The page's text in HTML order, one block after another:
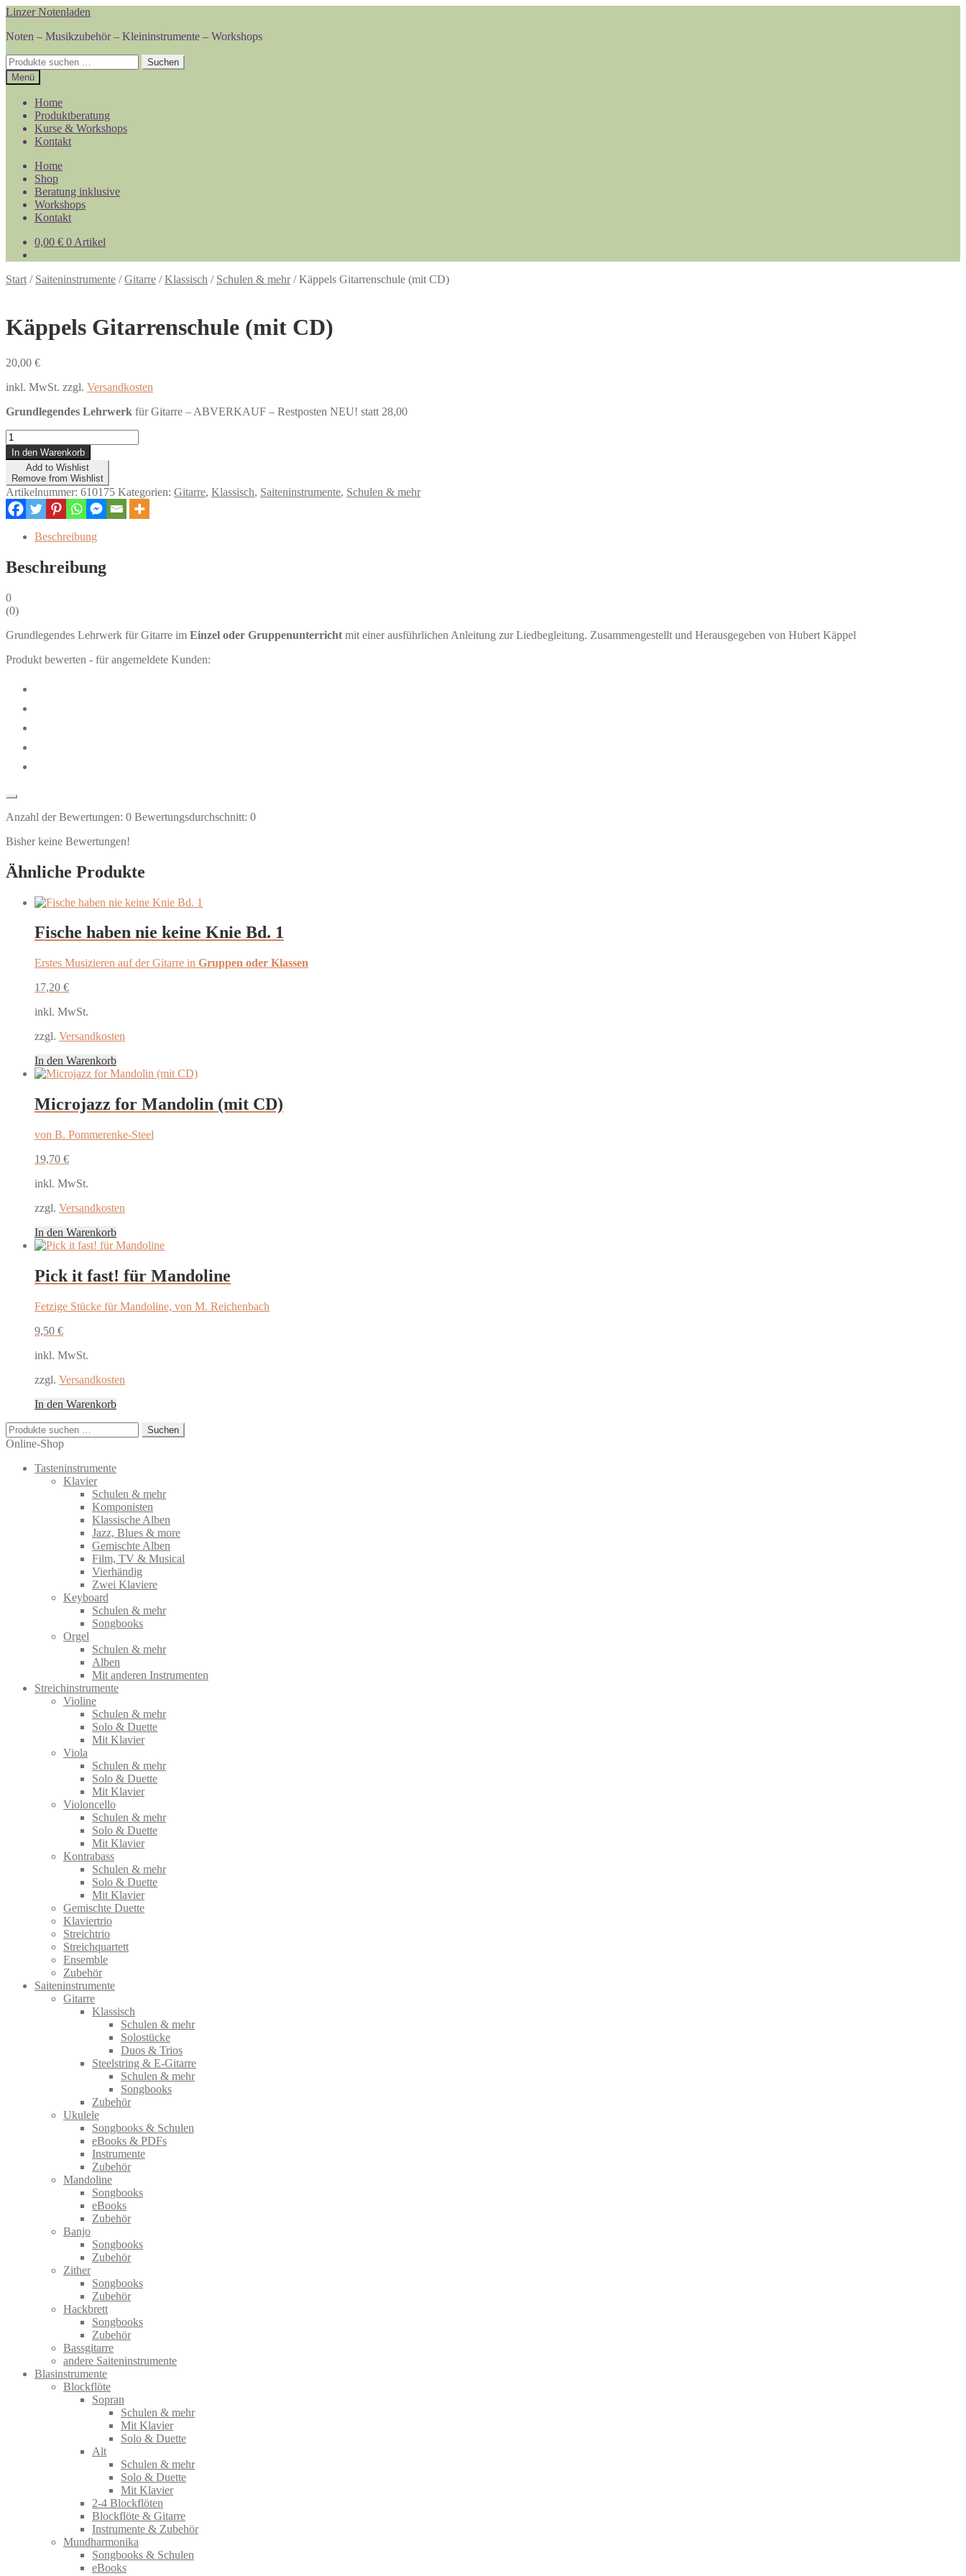
Zur
springen
Zum
springen
Linzer Notenladen
Noten – Musikzubehör – Kleininstrumente – Workshops
Suchen
nach:
Suchen
Menü
Home
Produktberatung
Kurse & Workshops
Kontakt
Home
Shop
Beratung inklusive
Workshops
Kontakt
0,00 € 0 Artikel
Start / Saiteninstrumente /Gitarre /Klassisch / Schulen & mehr/Käppels Gitarrenschule (mit CD)
Käppels Gitarrenschule (mit CD)
20,00 €
inkl. MwSt. zzgl. Versandkosten
Grundlegendes Lehrwerk für Gitarre – ABVERKAUF – Restposten NEU! statt 28,00
Käppels
Gitarrenschule
(mit
CD)
Menge
In den Warenkorb
Add to Wishlist
Remove from Wishlist
Artikelnummer: 610175 Kategorien: Gitarre, Klassisch, Saiteninstrumente, Schulen & mehr
Beschreibung
Beschreibung
0
(0)
Grundlegendes Lehrwerk für Gitarre im Einzel oder Gruppenunterricht mit einer ausführlichen Anleitung zur Liedbegleitung. Zusammengestellt und Herausgegeben von Hubert Käppel
Produkt bewerten - für angemeldete Kunden:
Anzahl der Bewertungen: 0 Bewertungsdurchschnitt: 0
Bisher keine Bewertungen!
Ähnliche Produkte
Fische haben nie keine Knie Bd. 1
Erstes Musizieren auf der Gitarre in Gruppen oder Klassen
17,20 €
inkl. MwSt.
zzgl. Versandkosten
In den Warenkorb
Microjazz for Mandolin (mit CD)
von B. Pommerenke-Steel
19,70 €
inkl. MwSt.
zzgl. Versandkosten
In den Warenkorb
Pick it fast! für Mandoline
Fetzige Stücke für Mandoline, von M. Reichenbach
9,50 €
inkl. MwSt.
zzgl. Versandkosten
In den Warenkorb
Suchen
nach:
Suchen
Online-Shop
Tasteninstrumente
Klavier
Schulen & mehr
Komponisten
Klassische Alben
Jazz, Blues & more
Gemischte Alben
Film, TV & Musical
Vierhändig
Zwei Klaviere
Keyboard
Schulen & mehr
Songbooks
Orgel
Schulen & mehr
Alben
Mit anderen Instrumenten
Streichinstrumente
Violine
Schulen & mehr
Solo & Duette
Mit Klavier
Viola
Schulen & mehr
Solo & Duette
Mit Klavier
Violoncello
Schulen & mehr
Solo & Duette
Mit Klavier
Kontrabass
Schulen & mehr
Solo & Duette
Mit Klavier
Gemischte Duette
Klaviertrio
Streichtrio
Streichquartett
Ensemble
Zubehör
Saiteninstrumente
Gitarre
Klassisch
Schulen & mehr
Solostücke
Duos & Trios
Steelstring & E-Gitarre
Schulen & mehr
Songbooks
Zubehör
Ukulele
Songbooks & Schulen
eBooks & PDFs
Instrumente
Zubehör
Mandoline
Songbooks
eBooks
Zubehör
Banjo
Songbooks
Zubehör
Zither
Songbooks
Zubehör
Hackbrett
Songbooks
Zubehör
Bassgitarre
andere Saiteninstrumente
Blasinstrumente
Blockflöte
Sopran
Schulen & mehr
Mit Klavier
Solo & Duette
Alt
Schulen & mehr
Solo & Duette
Mit Klavier
2-4 Blockflöten
Blockflöte & Gitarre
Instrumente & Zubehör
Mundharmonika
Songbooks & Schulen
eBooks